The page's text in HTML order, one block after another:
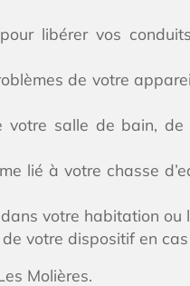
libérer vos
de votre
votre salle de bain,
lié à votre chasse
votre habitation ou
votre dispositif en
Molières.